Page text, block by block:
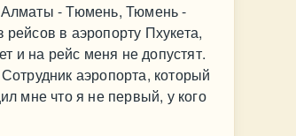
Алматы - Тюмень, Тюмень -
в аэропорту Пхукета,
и на рейс меня не допустят.
аэропорта, который
мне что я не первый, у кого